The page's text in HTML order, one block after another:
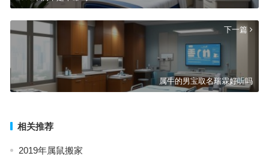
下一篇
属牛的男宝取名瑞霖好听吗
相关推荐
2019年属鼠搬家